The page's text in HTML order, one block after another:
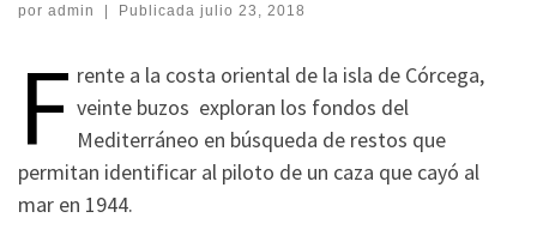
por admin | Publicada julio 23, 2018
F rente a la costa oriental de la isla de Córcega,
veinte buzos exploran los fondos del
Mediterráneo en búsqueda de restos que
permitan identificar al piloto de un caza que cayó al
mar en 1944.